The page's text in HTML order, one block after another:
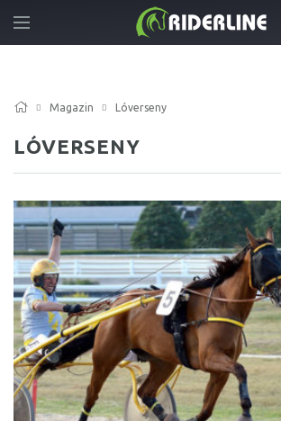
Magazin Lóverseny
LÓVERSENY